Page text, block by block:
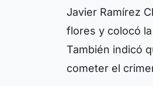
Javier Ramírez
flores y colocó
También indicó
cometer el